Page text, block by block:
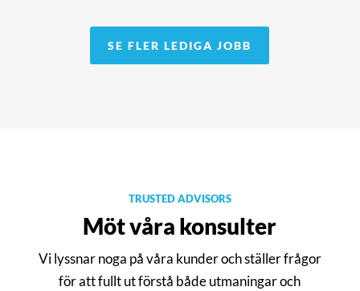
SE FLER LEDIGA JOBB
TRUSTED ADVISORS
Möt våra konsulter
Vi lyssnar noga på våra kunder och ställer frågor
för att fullt ut förstå både utmaningar och